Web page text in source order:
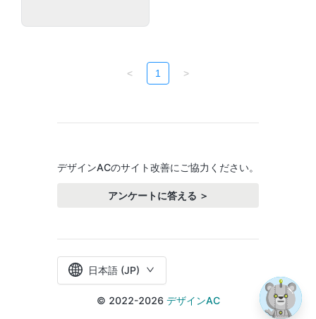
< 1 >
デザインACのサイト改善にご協力ください。
アンケートに答える ＞
日本語 (JP)
© 2022-2026 デザインAC